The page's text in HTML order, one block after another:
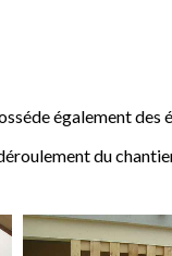
également des
du